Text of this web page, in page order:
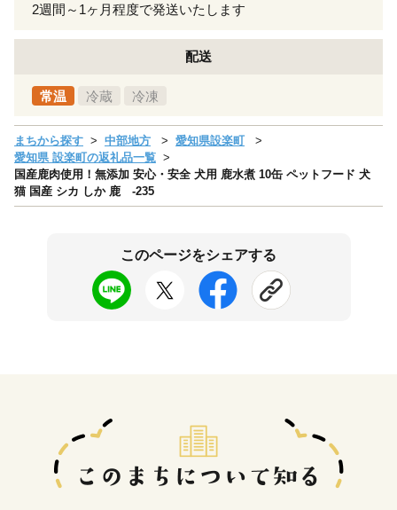
2週間～1ヶ月程度で発送いたします
配送
常温 冷蔵 冷凍
まちから探す 中部地方
愛知県設楽町
愛知県 設楽町の返礼品一覧
国産鹿肉使用！無添加 安心・安全 犬用 鹿水煮 10缶 ペットフード 犬
猫 国産 シカ しか 鹿 -235
このページをシェアする